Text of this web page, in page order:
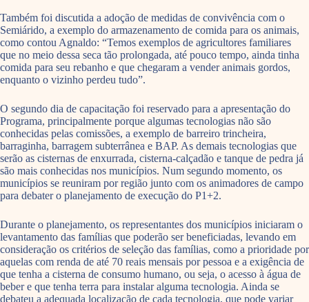
Também foi discutida a adoção de medidas de convivência com o
Semiárido, a exemplo do armazenamento de comida para os animais,
como contou Agnaldo: “Temos exemplos de agricultores familiares
que no meio dessa seca tão prolongada, até pouco tempo, ainda tinha
comida para seu rebanho e que chegaram a vender animais gordos,
enquanto o vizinho perdeu tudo”.
O segundo dia de capacitação foi reservado para a apresentação do
Programa, principalmente porque algumas tecnologias não são
conhecidas pelas comissões, a exemplo de barreiro trincheira,
barraginha, barragem subterrânea e BAP. As demais tecnologias que
serão as cisternas de enxurrada, cisterna-calçadão e tanque de pedra já
são mais conhecidas nos municípios. Num segundo momento, os
municípios se reuniram por região junto com os animadores de campo
para debater o planejamento de execução do P1+2.
Durante o planejamento, os representantes dos municípios iniciaram o
levantamento das famílias que poderão ser beneficiadas, levando em
consideração os critérios de seleção das famílias, como a prioridade por
aquelas com renda de até 70 reais mensais por pessoa e a exigência de
que tenha a cisterna de consumo humano, ou seja, o acesso à água de
beber e que tenha terra para instalar alguma tecnologia. Ainda se
debateu a adequada localização de cada tecnologia, que pode variar